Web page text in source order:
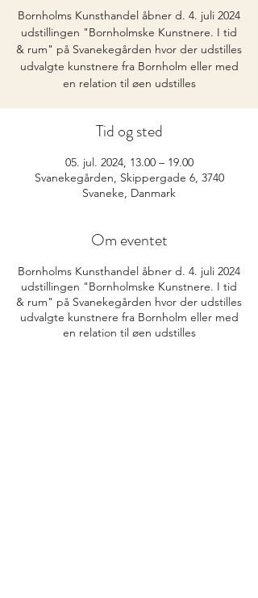
Bornholms Kunsthandel åbner d. 4. juli 2024
udstillingen "Bornholmske Kunstnere. I tid
& rum" på Svanekegården hvor der udstilles
udvalgte kunstnere fra Bornholm eller med
en relation til øen udstilles
Tid og sted
05. jul. 2024, 13.00 – 19.00
Svanekegården, Skippergade 6, 3740
Svaneke, Danmark
Om eventet
Bornholms Kunsthandel åbner d. 4. juli 2024
udstillingen "Bornholmske Kunstnere. I tid
& rum" på Svanekegården hvor der udstilles
udvalgte kunstnere fra Bornholm eller med
en relation til øen udstilles